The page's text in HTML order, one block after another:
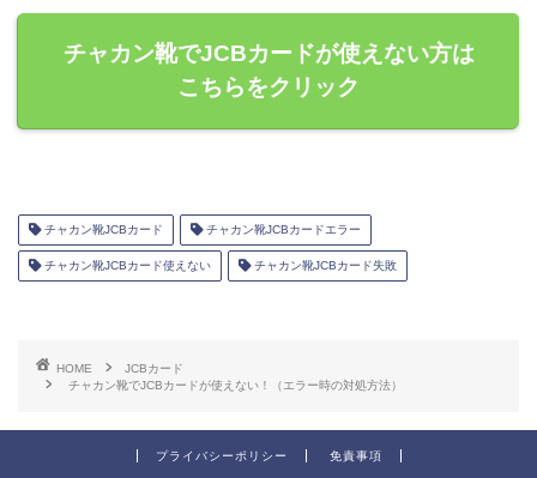
チャカン靴でJCBカードが使えない方は
こちらをクリック
チャカン靴JCBカード チャカン靴JCBカードエラー
チャカン靴JCBカード使えない チャカン靴JCBカード失敗
HOME
JCBカード
チャカン靴でJCBカードが使えない！（エラー時の対処方法）
プライバシーポリシー 免責事項